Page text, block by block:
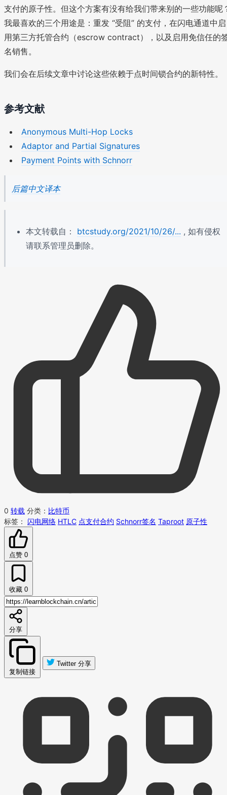
支付的原子性。但这个方案有没有给我们带来别的一些功能呢
我最喜欢的三个用途是：重发 “受阻” 的支付，在闪电通道中启
用第三方托管合约（escrow contract），以及启用免信任的
名销售。
我们会在后续文章中讨论这些依赖于点时间锁合约的新特性。
参考文献
Anonymous Multi-Hop Locks
Adaptor and Partial Signatures
Payment Points with Schnorr
后篇中文译本
本文转载自： btcstudy.org/2021/10/26/... , 如有侵权
请联系管理员删除。
0 转载 分类： 比特币
标签：
闪电网络 HTLC 点支付合约 Schnorr签名 Taproot 原子性
点赞 0
收藏 0
分享
复制链接
Twitter 分享